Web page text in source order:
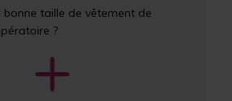
taille de vêtement de
?